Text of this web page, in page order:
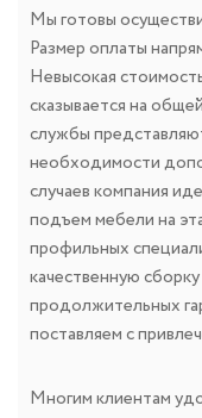
Мы готовы
Размер оплаты
Невысокая
сказывается на
службы
необходимости
случаев компания
подъем мебели на
профильных
качественную
продолжительных
поставляем с
Многим клиентам